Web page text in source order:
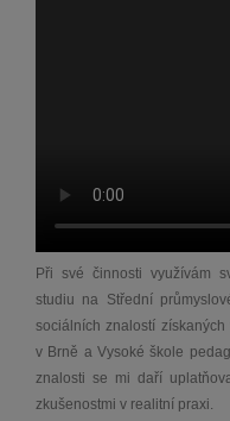
Při své činnosti využívám
studiu na Střední
sociálních znalostí
v Brně a Vysoké škole
znalosti se mi daří
zkušenostmi v realitní praxi.